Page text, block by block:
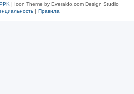
| Icon Theme by Everaldo.com Design Studio
| Правила